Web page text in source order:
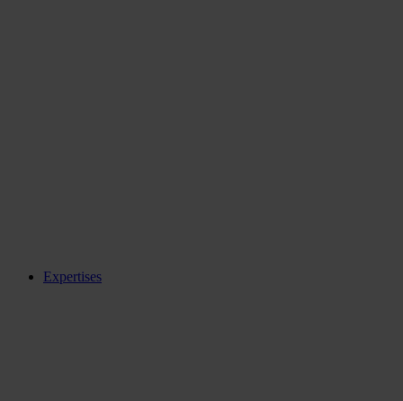
Expertises